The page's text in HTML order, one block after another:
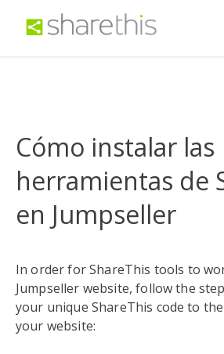
Cómo instalar las
herramientas de
en Jumpseller
In order for ShareThis tools to
Jumpseller website, follow the
your unique ShareThis code to
your website: